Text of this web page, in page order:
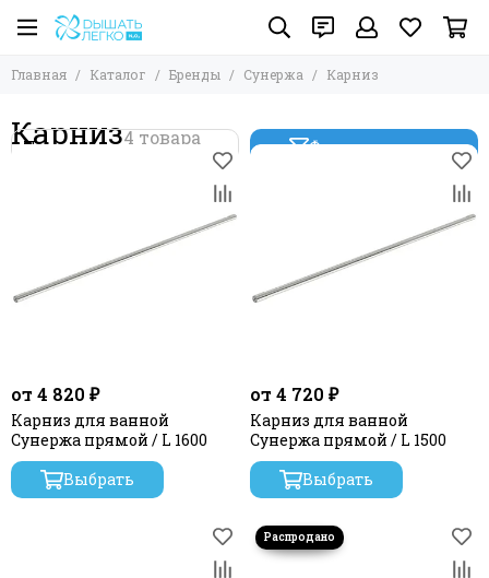
Главная Каталог Бренды Сунержа Карниз
Карниз Фильтр товаров
от 4 820 ₽
Карниз для ванной
Сунержа прямой / L 1600
Выбрать
от 4 720 ₽
Карниз для ванной
Сунержа прямой / L 1500
Выбрать